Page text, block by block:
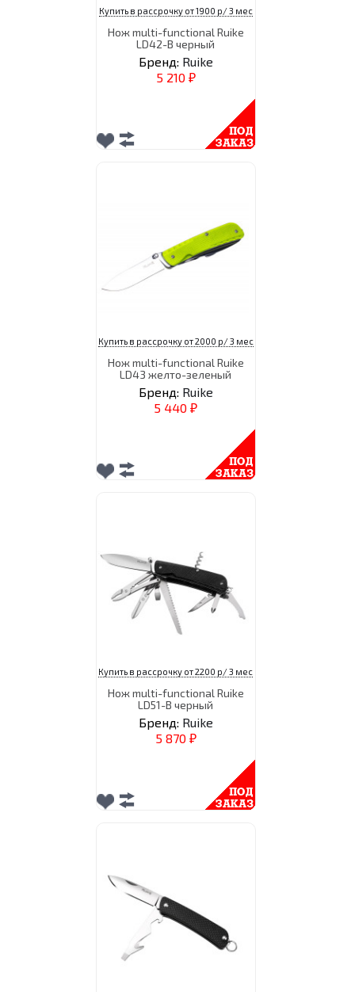
Купить в рассрочку от 1900 р/ 3 мес
Нож multi-functional Ruike
LD42-B черный
Бренд: Ruike
5 210 ₽
Купить в рассрочку от 2000 р/ 3 мес
Нож multi-functional Ruike
LD43 желто-зеленый
Бренд: Ruike
5 440 ₽
Купить в рассрочку от 2200 р/ 3 мес
Нож multi-functional Ruike
LD51-B черный
Бренд: Ruike
5 870 ₽